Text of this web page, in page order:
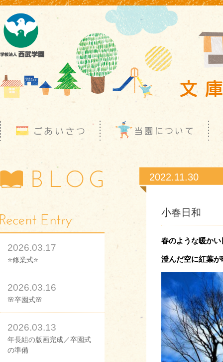
2026.03.17
⭐修業式⭐
2026.03.16
🌸卒園式🌸
2026.03.13
年長組の版画完成／卒園式
の準備
2022.11.30
小春日和
春のような暖か
澄んだ空に紅葉